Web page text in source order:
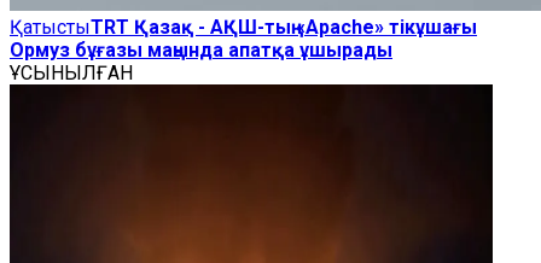
ҚатыстыTRT Қазақ - АҚШ-тың «Apache» тікұшағы
Ормуз бұғазы маңында апатқа ұшырады
ҰСЫНЫЛҒАН